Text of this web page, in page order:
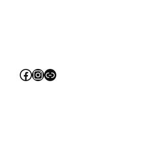
Facebook
Instagram
Link